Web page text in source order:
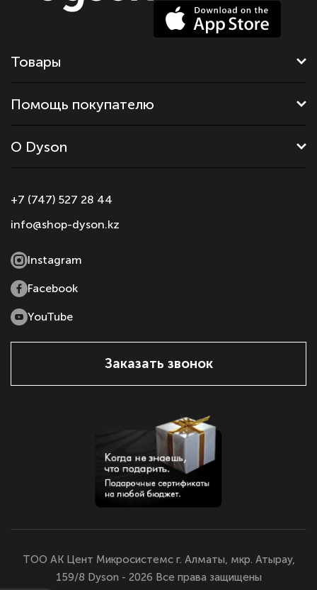
Товары
Помощь покупателю
О Dyson
+7 (747) 527 28 44
info@shop-dyson.kz
Instagram
Facebook
YouTube
Заказать звонок
ТОО АК Цент Микросистемс г. Алматы, мкр. Атырау,
159/8 Dyson - 2026 Все права защищены